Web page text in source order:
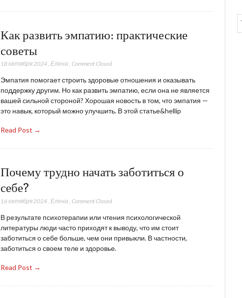
Как развить эмпатию: практические
советы
18 октября 2024, Елена , Comment Closed
Эмпатия помогает строить здоровые отношения и оказывать
поддержку другим. Но как развить эмпатию, если она не является
вашей сильной стороной? Хорошая новость в том, что эмпатия —
это навык, который можно улучшить. В этой статье&hellip
Read Post →
Почему трудно начать заботиться о
себе?
16 октября 2024, Елена , Comment Closed
В результате психотерапии или чтения психологической
литературы люди часто приходят к выводу, что им стоит
заботиться о себе больше, чем они привыкли. В частности,
заботиться о своем теле и здоровье.
Read Post →